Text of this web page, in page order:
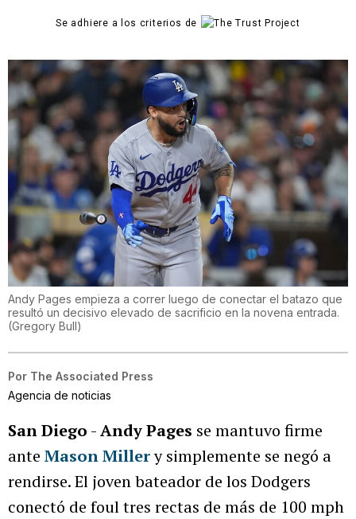
Se adhiere a los criterios de
Andy Pages empieza a correr luego de conectar el batazo que
resultó un decisivo elevado de sacrificio en la novena entrada.
(Gregory Bull)
Por The Associated Press
Agencia de noticias
San Diego -Andy Pages se mantuvo firme
ante Mason Millery simplemente se negó a
rendirse. El joven bateador de los Dodgers
conectó de foul tres rectas de más de 100 mph